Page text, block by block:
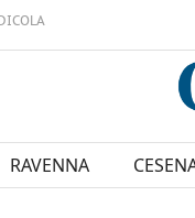
RAVENNA